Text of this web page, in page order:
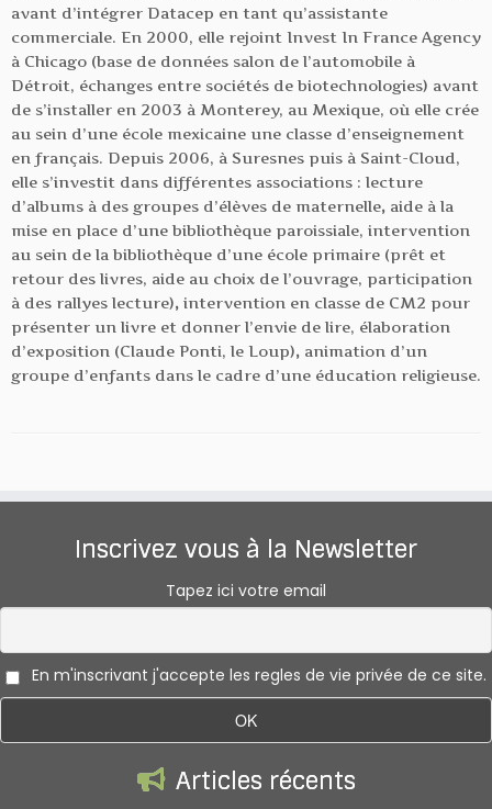
avant d’intégrer Datacep en tant qu’assistante
commerciale. En 2000, elle rejoint Invest In France Agency
à Chicago (base de données salon de l’automobile à
Détroit, échanges entre sociétés de biotechnologies) avant
de s’installer en 2003 à Monterey, au Mexique, où elle crée
au sein d’une école mexicaine une classe d’enseignement
en français. Depuis 2006, à Suresnes puis à Saint-Cloud,
elle s’investit dans différentes associations : lecture
d’albums à des groupes d’élèves de maternelle, aide à la
mise en place d’une bibliothèque paroissiale, intervention
au sein de la bibliothèque d’une école primaire (prêt et
retour des livres, aide au choix de l’ouvrage, participation
à des rallyes lecture), intervention en classe de CM2 pour
présenter un livre et donner l’envie de lire, élaboration
d’exposition (Claude Ponti, le Loup), animation d’un
groupe d’enfants dans le cadre d’une éducation religieuse.
Inscrivez vous à la Newsletter
Tapez ici votre email
En m'inscrivant j'accepte les regles de vie privée de ce site.
Articles récents